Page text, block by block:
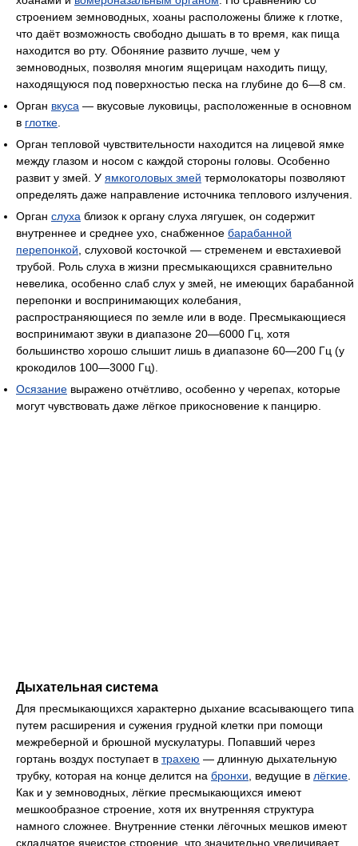
строением земноводных, хоаны расположены ближе к глотке,
что даёт возможность свободно дышать в то время, как пища
находится во рту. Обоняние развито лучше, чем у
земноводных, позволяя многим ящерицам находить пищу,
находящуюся под поверхностью песка на глубине до 6—8 см.
Орган вкуса — вкусовые луковицы, расположенные в основном
в глотке.
Орган тепловой чувствительности находится на лицевой ямке
между глазом и носом с каждой стороны головы. Особенно
развит у змей. У ямкоголовых змей термолокаторы позволяют
определять даже направление источника теплового излучения.
Орган слуха близок к органу слуха лягушек, он содержит
внутреннее и среднее ухо, снабженное барабанной
перепонкой, слуховой косточкой — стременем и евстахиевой
трубой. Роль слуха в жизни пресмыкающихся сравнительно
невелика, особенно слаб слух у змей, не имеющих барабанной
перепонки и воспринимающих колебания,
распространяющиеся по земле или в воде. Пресмыкающиеся
воспринимают звуки в диапазоне 20—6000 Гц, хотя
большинство хорошо слышит лишь в диапазоне 60—200 Гц (у
крокодилов 100—3000 Гц).
Осязание выражено отчётливо, особенно у черепах, которые
могут чувствовать даже лёгкое прикосновение к панцирю.
Дыхательная система
Для пресмыкающихся характерно дыхание всасывающего типа
путем расширения и сужения грудной клетки при помощи
межреберной и брюшной мускулатуры. Попавший через
гортань воздух поступает в трахею — длинную дыхательную
трубку, которая на конце делится на бронхи, ведущие в лёгкие.
Как и у земноводных, лёгкие пресмыкающихся имеют
мешкообразное строение, хотя их внутренняя структура
намного сложнее. Внутренние стенки лёгочных мешков имеют
складчатое ячеистое строение, что значительно увеличивает